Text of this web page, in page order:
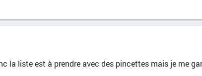
la liste est à prendre avec des pincettes mais je me